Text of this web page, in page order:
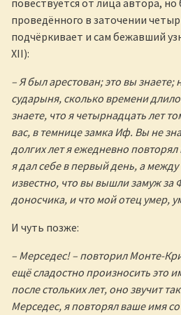
повествуется от лица автора,
проведённого в заточении
подчёркивает и сам бежавший
XII):
– Я был арестован; это вы знаете;
сударыня, сколько времени
знаете, что я четырнадцать лет
вас, в темнице замка Иф. Вы не
долгих лет я ежедневно
я дал себе в первый день, а
известно, что вы вышли замуж за
доносчика, и что мой отец умер,
И чуть позже:
– Мерседес! – повторил Монте-
ещё сладостно произносить это
после стольких лет, оно звучит
Мерседес, я повторял ваше имя